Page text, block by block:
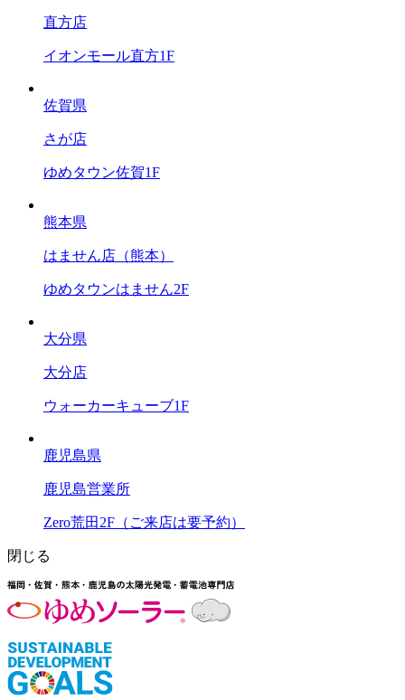
直方店
イオンモール直方1F
佐賀県
さが店
ゆめタウン佐賀1F
熊本県
はません店（熊本）
ゆめタウンはません2F
大分県
大分店
ウォーカーキューブ1F
鹿児島県
鹿児島営業所
Zero荒田2F（ご来店は要予約）
閉じる